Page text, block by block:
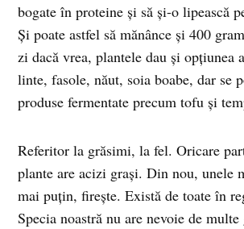
bogate în proteine și să și-o lipească
Și poate astfel să mănânce și 400
zi dacă vrea, plantele dau și opțiunea
linte, fasole, năut, soia boabe, dar se
produse fermentate precum tofu și
Referitor la grăsimi, la fel. Oricare
plante are acizi grași. Din nou, unele
mai puțin, firește. Există de toate în
Specia noastră nu are nevoie de